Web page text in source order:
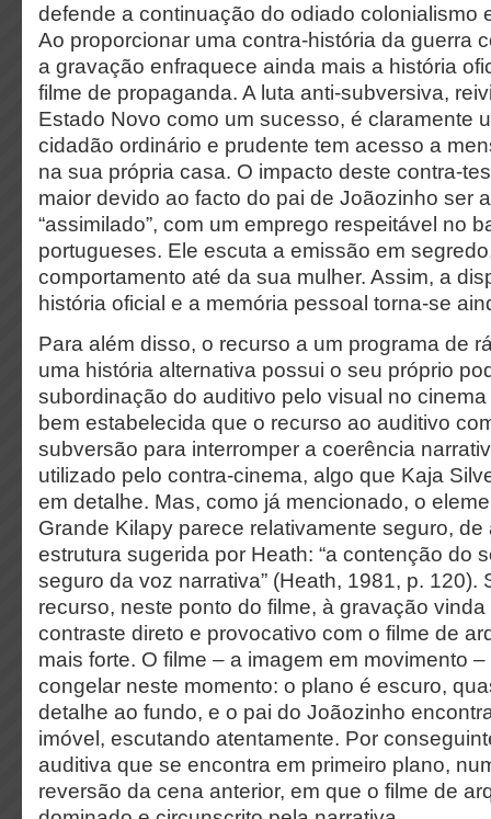
defende a continuação do odiado colonialismo
Ao proporcionar uma contra-história da guerra
a gravação enfraquece ainda mais a história
filme de propaganda. A luta anti-subversiva,
Estado Novo como um sucesso, é claramente
cidadão ordinário e prudente tem acesso a
na sua própria casa. O impacto deste contra-
maior devido ao facto do pai de Joãozinho ser
“assimilado”, com um emprego respeitável no
portugueses. Ele escuta a emissão em
comportamento até da sua mulher. Assim, a
história oficial e a memória pessoal torna-se
Para além disso, o recurso a um programa de
uma história alternativa possui o seu próprio
subordinação do auditivo pelo visual no
bem estabelecida que o recurso ao auditivo
subversão para interromper a coerência
utilizado pelo contra-cinema, algo que Kaja
em detalhe. Mas, como já mencionado, o
Grande Kilapy parece relativamente seguro, de
estrutura sugerida por Heath: “a contenção do
seguro da voz narrativa” (Heath, 1981, p. 120).
recurso, neste ponto do filme, à gravação
contraste direto e provocativo com o filme de
mais forte. O filme – a imagem em movimento
congelar neste momento: o plano é escuro,
detalhe ao fundo, e o pai do Joãozinho
imóvel, escutando atentamente. Por
auditiva que se encontra em primeiro plano,
reversão da cena anterior, em que o filme de